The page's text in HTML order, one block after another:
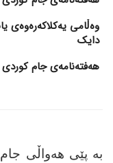
وەڵامی یەکلاکەرەوەی
دایک
هەفتەنامەی جام کوردی
به‌ پێی هه‌واڵی